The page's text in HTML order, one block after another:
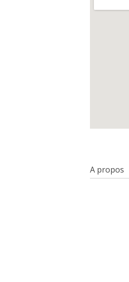
A propos